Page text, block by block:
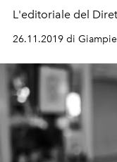
L'editoriale del
26.11.2019 di